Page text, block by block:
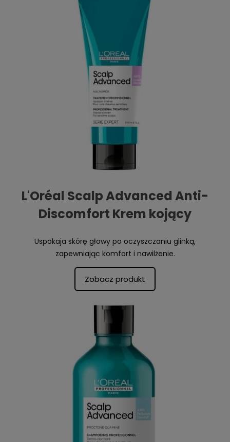
L'Oréal Scalp Advanced Anti-
Discomfort Krem kojący
Uspokaja skórę głowy po oczyszczaniu glinką,
zapewniając komfort i nawilżenie.
Zobacz produkt